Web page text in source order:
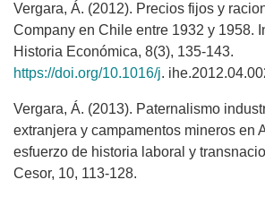
Vergara, Á. (2012). Precios fijos y
Company en Chile entre 1932 y 1958.
Historia Económica, 8(3), 135-143.
https://doi.org/10.1016/j.
Vergara, Á. (2013). Paternalismo
extranjera y campamentos mineros en
esfuerzo de historia laboral y
Cesor, 10, 113-128.